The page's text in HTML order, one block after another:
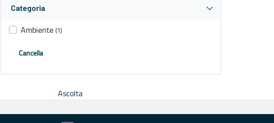
Categoria
Ambiente (1)
Cancella
Ascolta